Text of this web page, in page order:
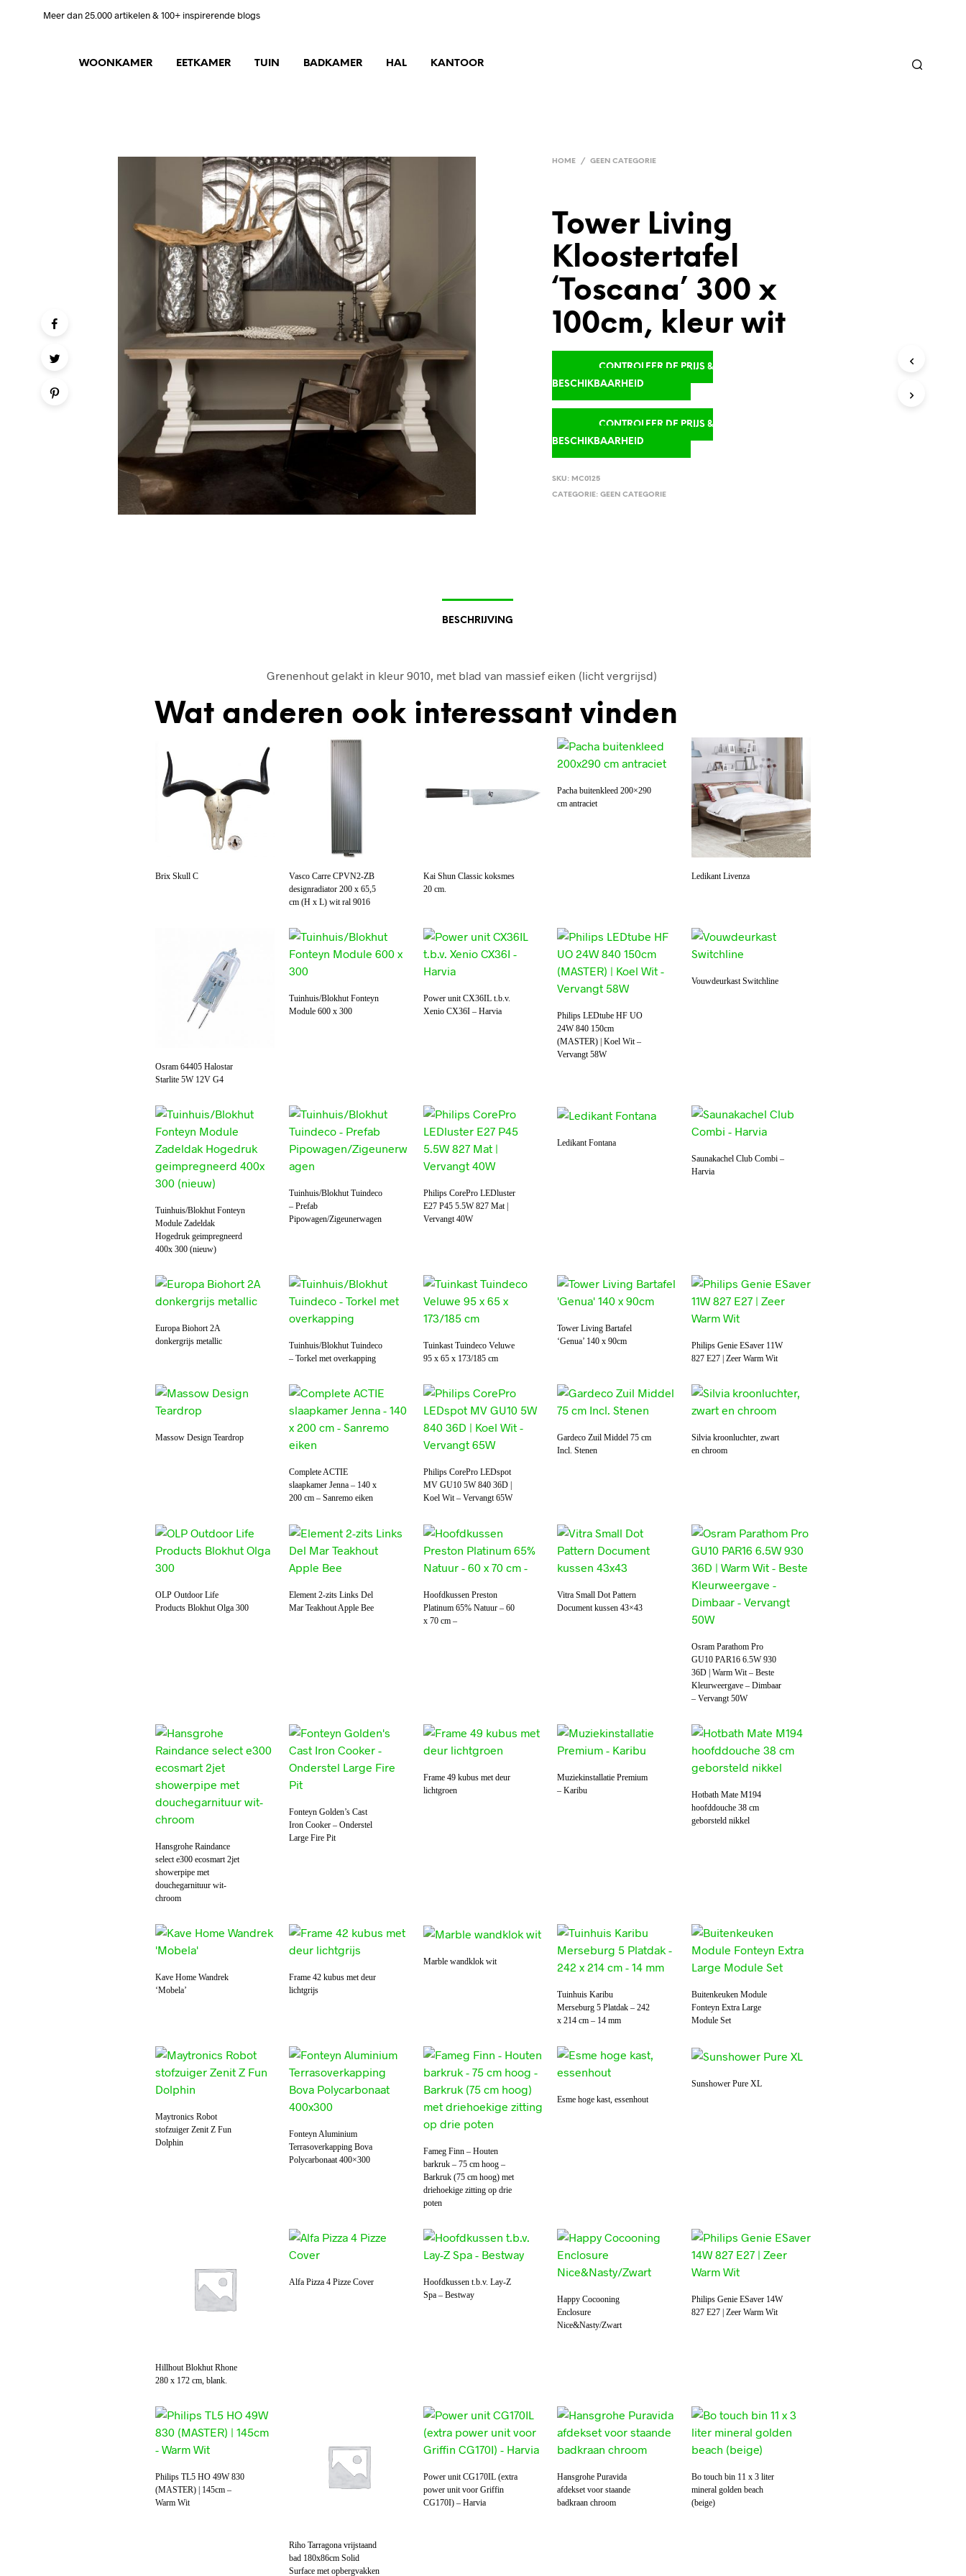
Meer dan 25.000 artikelen & 100+ inspirerende blogs
WOONKAMER EETKAMER TUIN BADKAMER HAL KANTOOR
HOME / GEEN CATEGORIE
Tower Living
Kloostertafel
‘Toscana’ 300 x
100cm, kleur wit
CONTROLEER DE PRIJS &
BESCHIKBAARHEID
CONTROLEER DE PRIJS &
BESCHIKBAARHEID
SKU: MC0125
CATEGORIE:GEEN CATEGORIE
BESCHRIJVING
Grenenhout gelakt in kleur 9010, met blad van massief eiken (licht vergrijsd)
Wat anderen ook interessant vinden
Brix Skull C
Vasco Carre CPVN2-ZB
designradiator 200 x 65,5
cm (H x L) wit ral 9016
Kai Shun Classic koksmes
20 cm.
Pacha buitenkleed 200×290
cm antraciet
Ledikant Livenza
Osram 64405 Halostar
Starlite 5W 12V G4
Tuinhuis/Blokhut Fonteyn
Module 600 x 300
Power unit CX36IL t.b.v.
Xenio CX36I – Harvia
Philips LEDtube HF UO
24W 840 150cm
(MASTER) | Koel Wit –
Vervangt 58W
Vouwdeurkast Switchline
Tuinhuis/Blokhut Fonteyn
Module Zadeldak
Hogedruk geimpregneerd
400x 300 (nieuw)
Tuinhuis/Blokhut Tuindeco
– Prefab
Pipowagen/Zigeunerwagen
Philips CorePro LEDluster
E27 P45 5.5W 827 Mat |
Vervangt 40W
Ledikant Fontana
Saunakachel Club Combi –
Harvia
Europa Biohort 2A
donkergrijs metallic
Tuinhuis/Blokhut Tuindeco
– Torkel met overkapping
Tuinkast Tuindeco Veluwe
95 x 65 x 173/185 cm
Tower Living Bartafel
‘Genua’ 140 x 90cm
Philips Genie ESaver 11W
827 E27 | Zeer Warm Wit
Massow Design Teardrop
Complete ACTIE
slaapkamer Jenna – 140 x
200 cm – Sanremo eiken
Philips CorePro LEDspot
MV GU10 5W 840 36D |
Koel Wit – Vervangt 65W
Gardeco Zuil Middel 75 cm
Incl. Stenen
Silvia kroonluchter, zwart
en chroom
OLP Outdoor Life
Products Blokhut Olga 300
Element 2-zits Links Del
Mar Teakhout Apple Bee
Hoofdkussen Preston
Platinum 65% Natuur – 60
x 70 cm –
Vitra Small Dot Pattern
Document kussen 43×43
Osram Parathom Pro
GU10 PAR16 6.5W 930
36D | Warm Wit – Beste
Kleurweergave – Dimbaar
– Vervangt 50W
Hansgrohe Raindance
select e300 ecosmart 2jet
showerpipe met
douchegarnituur wit-
chroom
Fonteyn Golden’s Cast
Iron Cooker – Onderstel
Large Fire Pit
Frame 49 kubus met deur
lichtgroen
Muziekinstallatie Premium
– Karibu
Hotbath Mate M194
hoofddouche 38 cm
geborsteld nikkel
Kave Home Wandrek
‘Mobela’
Frame 42 kubus met deur
lichtgrijs
Marble wandklok wit
Tuinhuis Karibu
Merseburg 5 Platdak – 242
x 214 cm – 14 mm
Buitenkeuken Module
Fonteyn Extra Large
Module Set
Maytronics Robot
stofzuiger Zenit Z Fun
Dolphin
Fonteyn Aluminium
Terrasoverkapping Bova
Polycarbonaat 400×300
Fameg Finn – Houten
barkruk – 75 cm hoog –
Barkruk (75 cm hoog) met
driehoekige zitting op drie
poten
Esme hoge kast, essenhout
Sunshower Pure XL
Hillhout Blokhut Rhone
280 x 172 cm, blank.
Alfa Pizza 4 Pizze Cover
Hoofdkussen t.b.v. Lay-Z
Spa – Bestway
Happy Cocooning
Enclosure
Nice&Nasty/Zwart
Philips Genie ESaver 14W
827 E27 | Zeer Warm Wit
Philips TL5 HO 49W 830
(MASTER) | 145cm –
Warm Wit
Riho Tarragona vrijstaand
bad 180x86cm Solid
Surface met opbergvakken
Power unit CG170IL (extra
power unit voor Griffin
CG170I) – Harvia
Hansgrohe Puravida
afdekset voor staande
badkraan chroom
Bo touch bin 11 x 3 liter
mineral golden beach
(beige)